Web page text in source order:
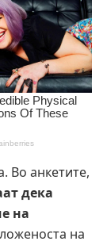
Во анкетите,
дека
на
на